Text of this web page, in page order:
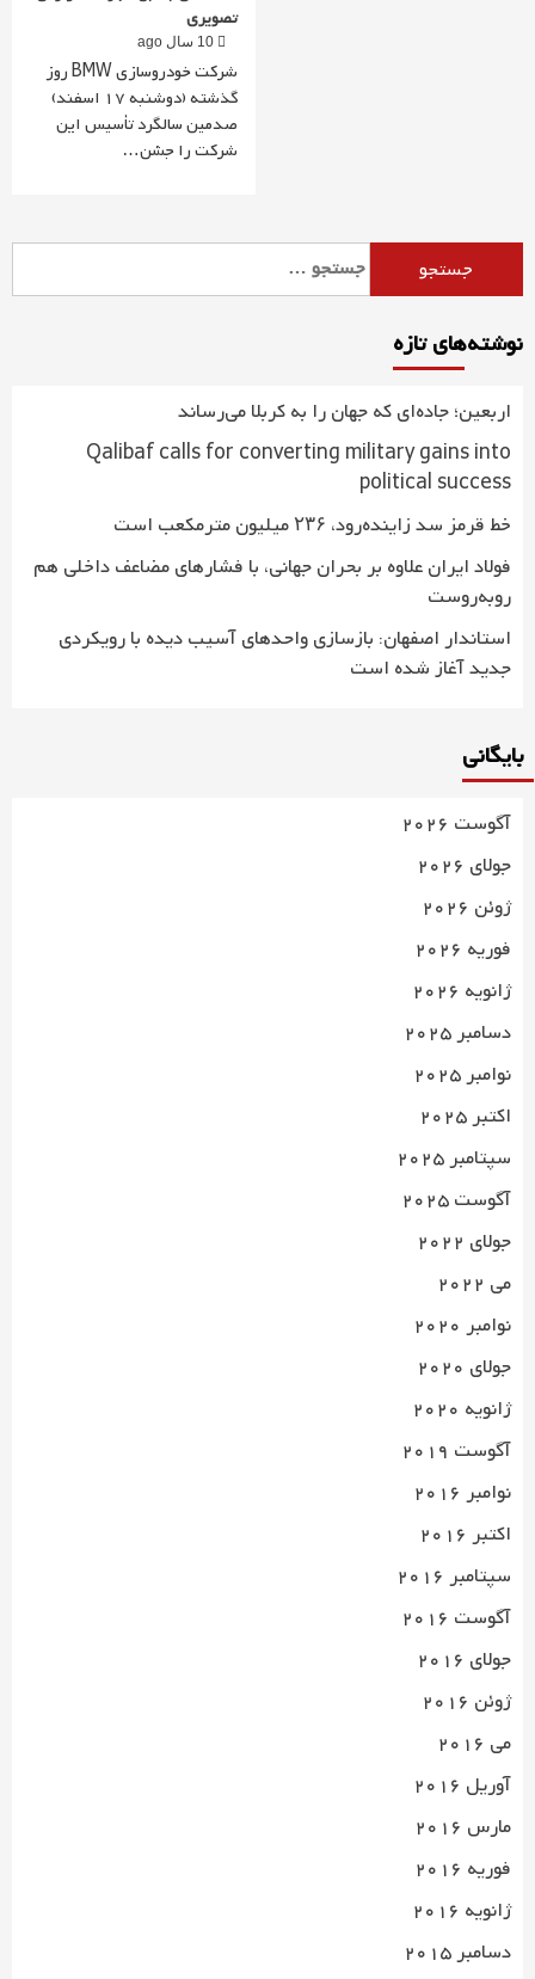
تصویری
شرکت خودروسازی BMW روز
گذشته (دوشنبه 17 اسفند)
صدمین سالگرد تأسیس این
شرکت را جشن…
برای:
نوشته‌های تازه
اربعین؛ جاده‌ای که جهان را به کربلا می‌رساند
Qalibaf calls for converting military gains into
political success
خط قرمز سد زاینده‌رود، ۲۳۶ میلیون مترمکعب است
فولاد ایران علاوه بر بحران جهانی، با فشارهای مضاعف داخلی هم
روبه‌روست
استاندار اصفهان: بازسازی واحدهای آسیب دیده با رویکردی
جدید آغاز شده است
بایگانی
آگوست 2026
جولای 2026
ژوئن 2026
فوریه 2026
ژانویه 2026
دسامبر 2025
نوامبر 2025
اکتبر 2025
سپتامبر 2025
آگوست 2025
جولای 2022
می 2022
نوامبر 2020
جولای 2020
ژانویه 2020
آگوست 2019
نوامبر 2016
اکتبر 2016
سپتامبر 2016
آگوست 2016
جولای 2016
ژوئن 2016
می 2016
آوریل 2016
مارس 2016
فوریه 2016
ژانویه 2016
دسامبر 2015